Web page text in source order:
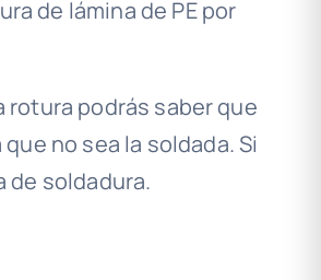
de lámina de PE por
rotura podrás saber que
no sea la soldada. Si
de soldadura.